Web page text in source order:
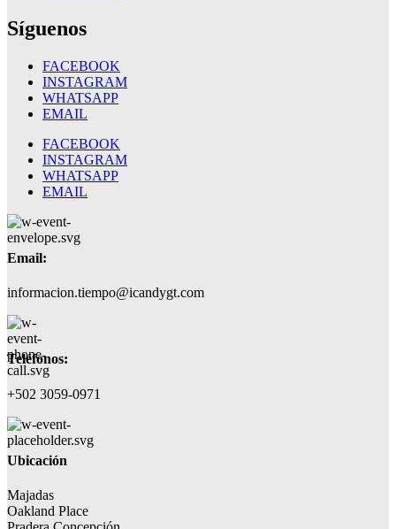
Síguenos
FACEBOOK
INSTAGRAM
WHATSAPP
EMAIL
FACEBOOK
INSTAGRAM
WHATSAPP
EMAIL
Email:
informacion.tiempo@icandygt.com
Teléfonos:
+502 3059-0971
Ubicación
Majadas
Oakland Place